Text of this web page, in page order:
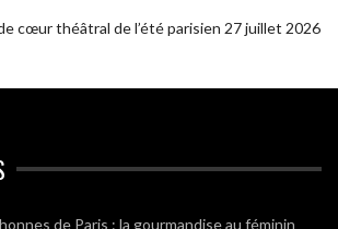
cœur théâtral de l’été parisien 27 juillet 2026
de Paris : la gourmandise au féminin